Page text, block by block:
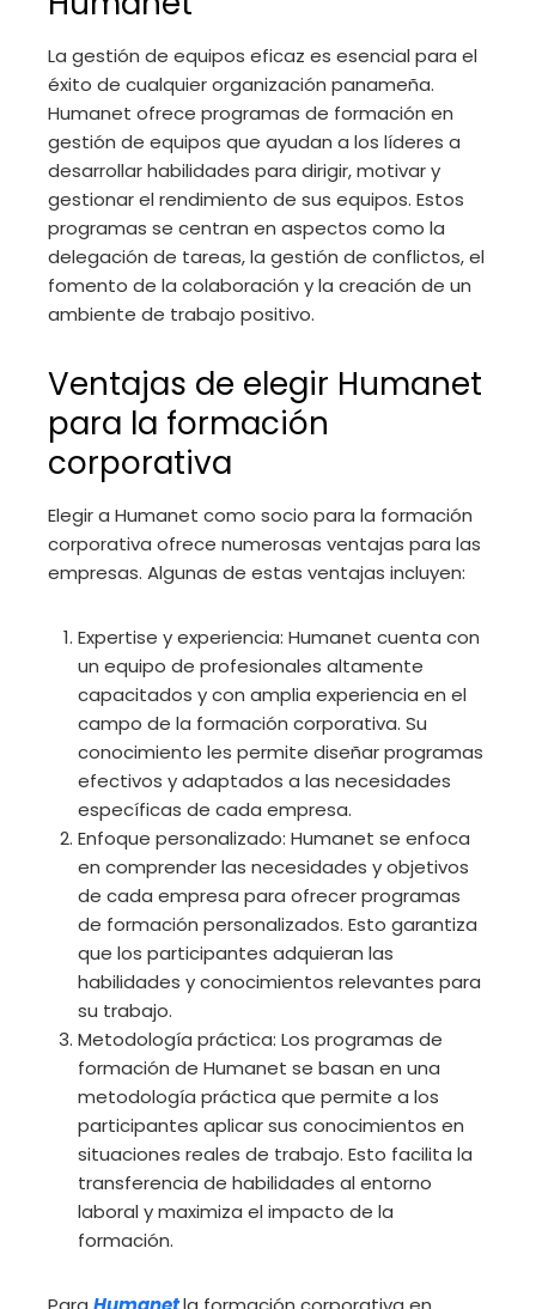
La gestión de equipos eficaz es esencial para el
éxito de cualquier organización panameña.
Humanet ofrece programas de formación en
gestión de equipos que ayudan a los líderes a
desarrollar habilidades para dirigir, motivar y
gestionar el rendimiento de sus equipos. Estos
programas se centran en aspectos como la
delegación de tareas, la gestión de conflictos, el
fomento de la colaboración y la creación de un
ambiente de trabajo positivo.
Ventajas de elegir Humanet
para la formación
corporativa
Elegir a Humanet como socio para la formación
corporativa ofrece numerosas ventajas para las
empresas. Algunas de estas ventajas incluyen:
Expertise y experiencia: Humanet cuenta con
un equipo de profesionales altamente
capacitados y con amplia experiencia en el
campo de la formación corporativa. Su
conocimiento les permite diseñar programas
efectivos y adaptados a las necesidades
específicas de cada empresa.
Enfoque personalizado: Humanet se enfoca
en comprender las necesidades y objetivos
de cada empresa para ofrecer programas
de formación personalizados. Esto garantiza
que los participantes adquieran las
habilidades y conocimientos relevantes para
su trabajo.
Metodología práctica: Los programas de
formación de Humanet se basan en una
metodología práctica que permite a los
participantes aplicar sus conocimientos en
situaciones reales de trabajo. Esto facilita la
transferencia de habilidades al entorno
laboral y maximiza el impacto de la
formación.